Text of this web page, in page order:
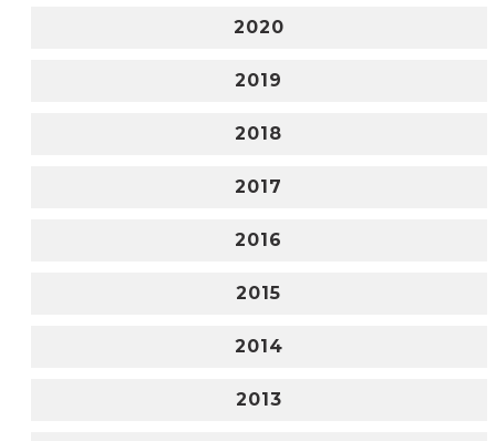
2020
2019
2018
2017
2016
2015
2014
2013